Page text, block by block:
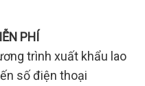
PHÍ
trình xuất khẩu lao
số điện thoại